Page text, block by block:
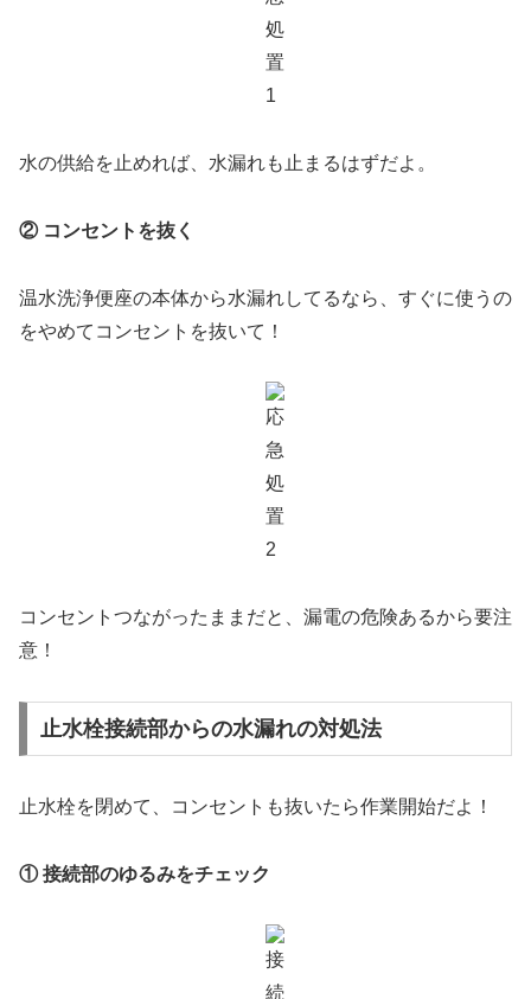
水の供給を止めれば、水漏れも止まるはずだよ。
② コンセントを抜く
温水洗浄便座の本体から水漏れしてるなら、すぐに使うの
をやめてコンセントを抜いて！
コンセントつながったままだと、漏電の危険あるから要注
意！
止水栓接続部からの水漏れの対処法
止水栓を閉めて、コンセントも抜いたら作業開始だよ！
① 接続部のゆるみをチェック